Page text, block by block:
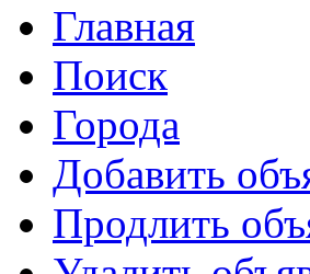
Главная
Поиск
Города
Добавить
Продлить